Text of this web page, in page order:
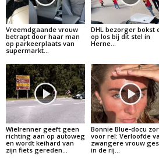
Vreemdgaande vrouw
betrapt door haar man
op parkeerplaats van
supermarkt…
DHL bezorger bokst
op los bij dit stel in
Herne…
Wielrenner geeft geen
richting aan op autoweg
en wordt keihard van
zijn fiets gereden…
Bonnie Blue-docu
voor rel: Verloofde
zwangere vrouw
in de rij…